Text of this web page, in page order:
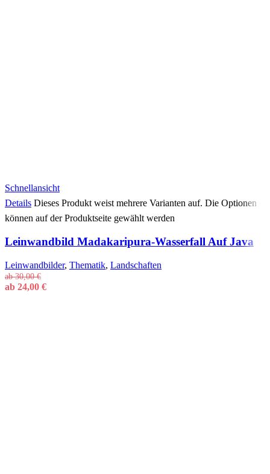
Schnellansicht
Details Dieses Produkt weist mehrere Varianten auf. Die Optionen
können auf der Produktseite gewählt werden
Leinwandbild Madakaripura-Wasserfall Auf Java
Leinwandbilder, Thematik, Landschaften
ab30,00€
ab 24,00 €